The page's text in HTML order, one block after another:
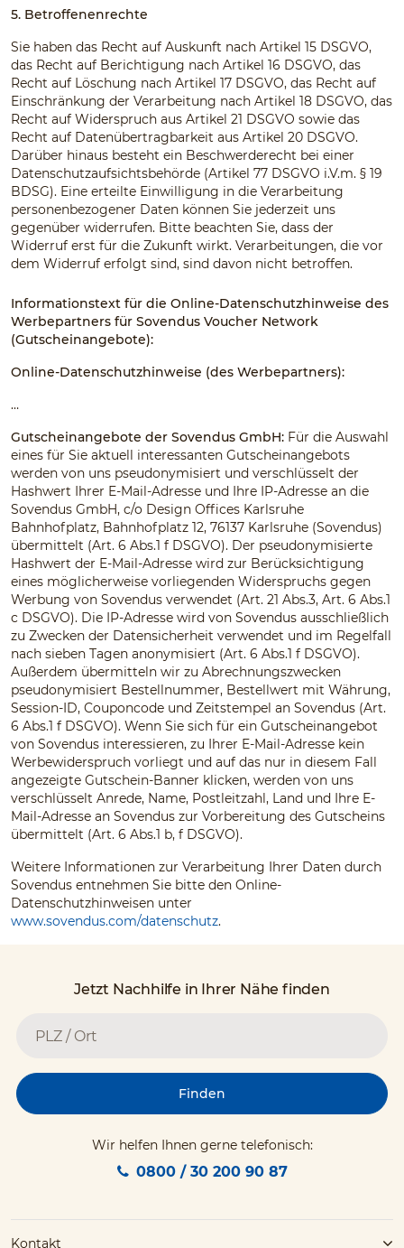
5. Betroffenenrechte
Sie haben das Recht auf Auskunft nach Artikel 15 DSGVO,
das Recht auf Berichtigung nach Artikel 16 DSGVO, das
Recht auf Löschung nach Artikel 17 DSGVO, das Recht auf
Einschränkung der Verarbeitung nach Artikel 18 DSGVO, das
Recht auf Widerspruch aus Artikel 21 DSGVO sowie das
Recht auf Datenübertragbarkeit aus Artikel 20 DSGVO.
Darüber hinaus besteht ein Beschwerderecht bei einer
Datenschutzaufsichtsbehörde (Artikel 77 DSGVO i.V.m. § 19
BDSG). Eine erteilte Einwilligung in die Verarbeitung
personenbezogener Daten können Sie jederzeit uns
gegenüber widerrufen. Bitte beachten Sie, dass der
Widerruf erst für die Zukunft wirkt. Verarbeitungen, die vor
dem Widerruf erfolgt sind, sind davon nicht betroffen.
Informationstext für die Online-Datenschutzhinweise des
Werbepartners für Sovendus Voucher Network
(Gutscheinangebote):
Online-Datenschutzhinweise (des Werbepartners):
…
Gutscheinangebote der Sovendus GmbH: Für die Auswahl
eines für Sie aktuell interessanten Gutscheinangebots
werden von uns pseudonymisiert und verschlüsselt der
Hashwert Ihrer E-Mail-Adresse und Ihre IP-Adresse an die
Sovendus GmbH, c/o Design Offices Karlsruhe
Bahnhofplatz, Bahnhofplatz 12, 76137 Karlsruhe (Sovendus)
übermittelt (Art. 6 Abs.1 f DSGVO). Der pseudonymisierte
Hashwert der E-Mail-Adresse wird zur Berücksichtigung
eines möglicherweise vorliegenden Widerspruchs gegen
Werbung von Sovendus verwendet (Art. 21 Abs.3, Art. 6 Abs.1
c DSGVO). Die IP-Adresse wird von Sovendus ausschließlich
zu Zwecken der Datensicherheit verwendet und im Regelfall
nach sieben Tagen anonymisiert (Art. 6 Abs.1 f DSGVO).
Außerdem übermitteln wir zu Abrechnungszwecken
pseudonymisiert Bestellnummer, Bestellwert mit Währung,
Session-ID, Couponcode und Zeitstempel an Sovendus (Art.
6 Abs.1 f DSGVO). Wenn Sie sich für ein Gutscheinangebot
von Sovendus interessieren, zu Ihrer E-Mail-Adresse kein
Werbewiderspruch vorliegt und auf das nur in diesem Fall
angezeigte Gutschein-Banner klicken, werden von uns
verschlüsselt Anrede, Name, Postleitzahl, Land und Ihre E-
Mail-Adresse an Sovendus zur Vorbereitung des Gutscheins
übermittelt (Art. 6 Abs.1 b, f DSGVO).
Weitere Informationen zur Verarbeitung Ihrer Daten durch
Sovendus entnehmen Sie bitte den Online-
Datenschutzhinweisen unter
www.sovendus.com/datenschutz.
Jetzt Nachhilfe in Ihrer Nähe finden
Finden
Wir helfen Ihnen gerne telefonisch:
0800 / 30 200 90 87
Kontakt